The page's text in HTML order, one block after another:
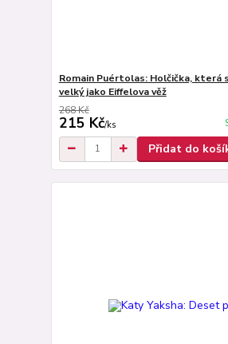
Romain Puértolas: Holčička, která
velký jako Eiffelova věž
268 Kč
215 Kč/ks
Přidat do